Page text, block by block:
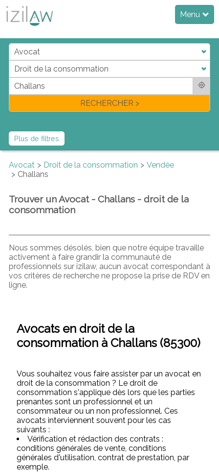
Menu
jdadi
fl
RECHERCHER >
Plus de filtres
Avocat Droit de la consommation
Vendée
Challans
Trouver un Avocat - Challans - droit de la
consommation
Nous sommes désolés, bien que notre équipe travaille
activement à faire grandir la communauté de
professionnels sur izilaw, aucun avocat correspondant à
vos critères de recherche ne propose la prise de RDV en
ligne.
Avocats en droit de la
consommation à Challans (85300)
Vous souhaitez vous faire assister par un avocat en
droit de la consommation ? Le droit de
consommation s'applique dès lors que les parties
prenantes sont un professionnel et un
consommateur ou un non professionnel. Ces
avocats interviennent souvent pour les cas
suivants :
Vérification et rédaction des contrats :
conditions générales de vente, conditions
générales d'utilisation, contrat de prestation, par
exemple.